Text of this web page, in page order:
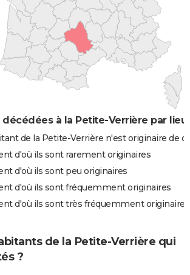
à la Petite-Verrière par lieu
de la Petite-Verrière n'est originaire de
d'où ils sont rarement originaires
d'où ils sont peu originaires
d'où ils sont fréquemment originaires
d'où ils sont très fréquemment originaires
de la Petite-Verrière qui
?